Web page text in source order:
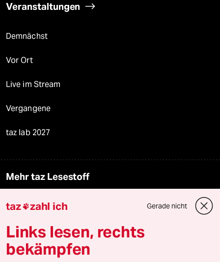
Veranstaltungen
Demnächst
Vor Ort
Live im Stream
Vergangene
taz lab 2027
Mehr taz Lesestoff
taz Blogs
taz FUTURZWEI
Le Monde diplomatique
taz zahl ich Gerade nicht
Links lesen, rechts
bekämpfen